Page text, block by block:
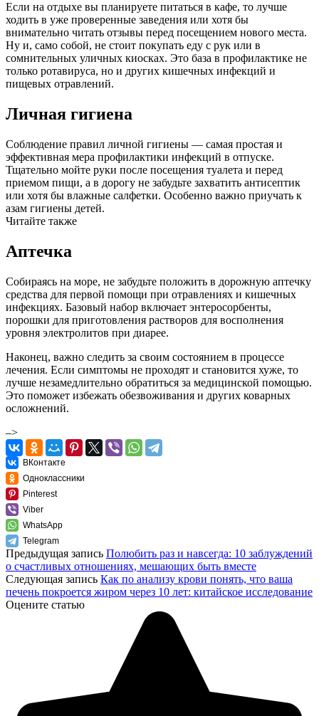
Если на отдыхе вы планируете питаться в кафе, то лучше
ходить в уже проверенные заведения или хотя бы
внимательно читать отзывы перед посещением нового места.
Ну и, само собой, не стоит покупать еду с рук или в
сомнительных уличных киосках. Это база в профилактике не
только ротавируса, но и других кишечных инфекций и
пищевых отравлений.
Личная гигиена
Соблюдение правил личной гигиены — самая простая и
эффективная мера профилактики инфекций в отпуске.
Тщательно мойте руки после посещения туалета и перед
приемом пищи, а в дорогу не забудьте захватить антисептик
или хотя бы влажные салфетки. Особенно важно приучать к
азам гигиены детей.
Читайте также
Аптечка
Собираясь на море, не забудьте положить в дорожную аптечку
средства для первой помощи при отравлениях и кишечных
инфекциях. Базовый набор включает энтеросорбенты,
порошки для приготовления растворов для восполнения
уровня электролитов при диарее.
Наконец, важно следить за своим состоянием в процессе
лечения. Если симптомы не проходят и становится хуже, то
лучше незамедлительно обратиться за медицинской помощью.
Это поможет избежать обезвоживания и других коварных
осложнений.
–>
ВКонтакте
Одноклассники
Pinterest
Viber
WhatsApp
Telegram
Предыдущая запись Полюбить раз и навсегда: 10 заблуждений
о счастливых отношениях, мешающих быть вместе
Следующая запись Как по анализу крови понять, что ваша
печень покроется жиром через 10 лет: китайское исследование
Оцените статью